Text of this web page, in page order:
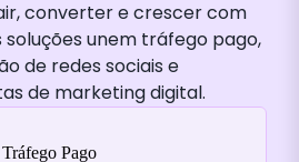
converter e crescer com
soluções unem tráfego pago,
de redes sociais e
de marketing digital.